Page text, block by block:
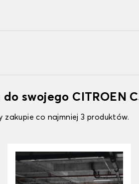
swojego CITROEN
co najmniej 3 produktów.